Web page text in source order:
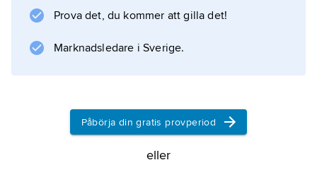
cocktailklänningen
Information om artikeln
Prova det, du kommer att gilla det!
Marknadsledare i Sverige.
Påbörja din gratis provperiod
eller